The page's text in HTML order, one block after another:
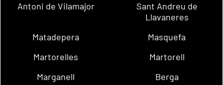
Antoni de Vilamajor
Sant Andreu de
Llavaneres
Matadepera
Masquefa
Martorelles
Martorell
Marganell
Berga